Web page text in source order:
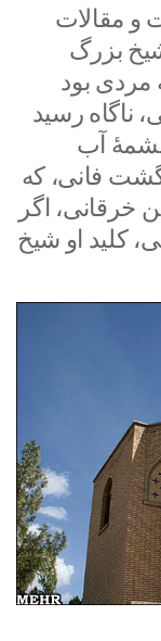
و مقالات
بزرگ
مردی بود
ناگاه رسید
آب
گشت فانی، که
خرقانی، اگر
کلید او شیخ